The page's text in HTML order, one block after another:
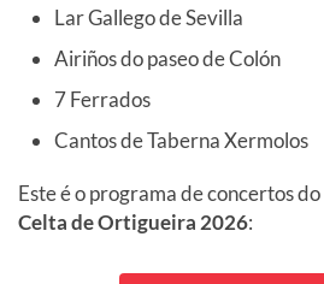
Lar Gallego de Sevilla
Airiños do paseo de Colón
7 Ferrados
Cantos de Taberna Xermolos
Este é o programa de concertos do
Celta de Ortigueira 2026: